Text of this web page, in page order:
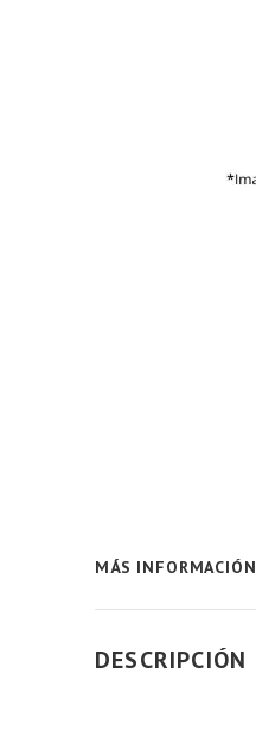
MÁS INFORMACIÓN
DESCRIPCIÓN